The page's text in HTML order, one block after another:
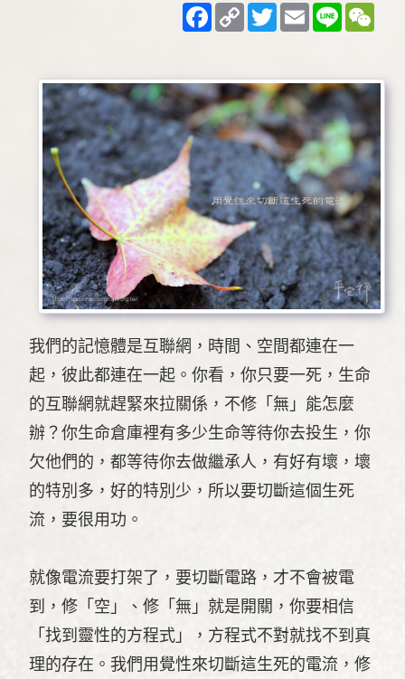
Facebook
Copy
Link
TwitterEmailLine
我們的記憶體是互聯網，時間、空間都連在一
起，彼此都連在一起。你看，你只要一死，生命
的互聯網就趕緊來拉關係，不修「無」能怎麼
辦？你生命倉庫裡有多少生命等待你去投生，你
欠他們的，都等待你去做繼承人，有好有壞，壞
的特別多，好的特別少，所以要切斷這個生死
流，要很用功。
就像電流要打架了，要切斷電路，才不會被電
到，修「空」、修「無」就是開關，你要相信
「找到靈性的方程式」，方程式不對就找不到真
理的存在。我們用覺性來切斷這生死的電流，修